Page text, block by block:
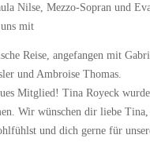
Nilse, Mezzo-Sopran und
mit
Reise, angefangen mit
und Ambroise Thomas.
Mitglied! Tina Royeck
Wir wünschen dir liebe
und dich gerne für